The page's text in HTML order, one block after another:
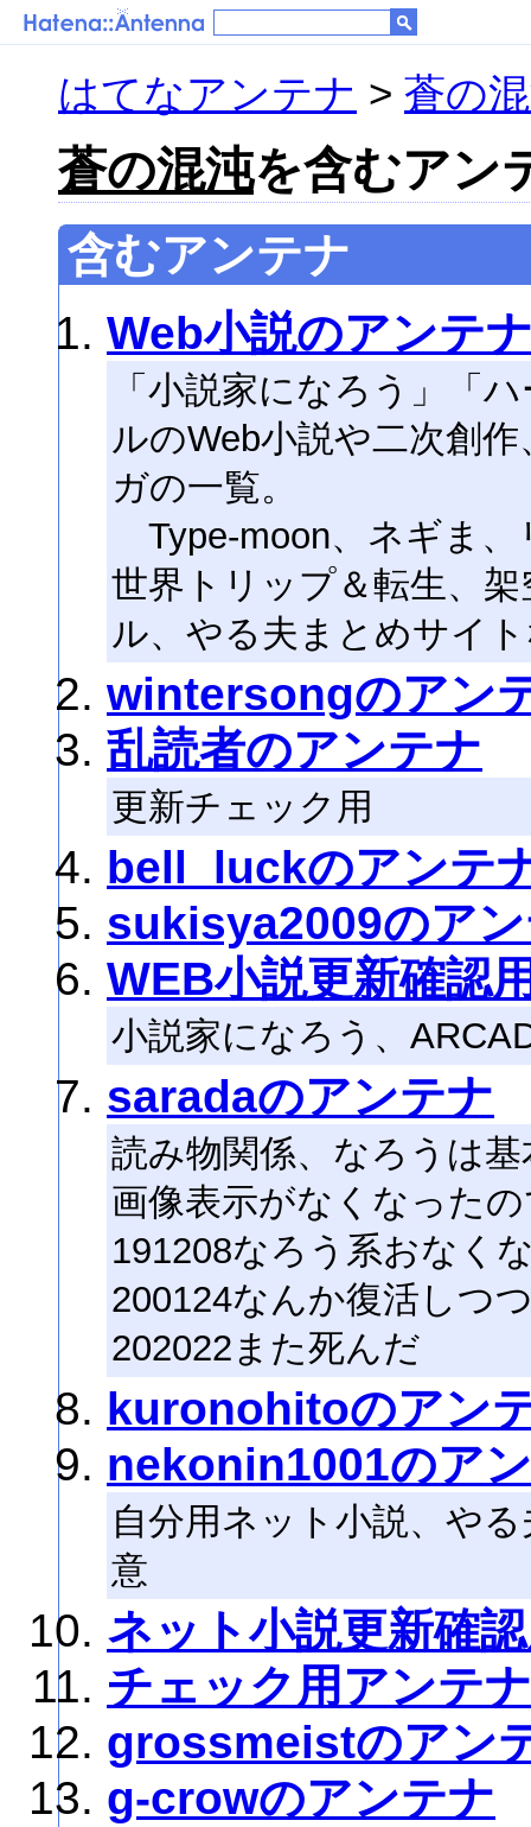
はてなアンテナ > 蒼の
蒼の混沌を含むアン
含むアンテナ
Web小説のアンテ
「小説家になろう」「
ルのWeb小説や二次創
ガの一覧。
Type-moon、ネギま、
世界トリップ＆転生、
ル、やる夫まとめサイ
wintersongのアン
乱読者のアンテナ
更新チェック用
bell_luckのアンテ
sukisya2009のア
WEB小説更新確認
小説家になろう、
saradaのアンテナ
読み物関係、なろうは
画像表示がなくなった
191208なろう系おなく
200124なんか復活しつ
202022また死んだ
kuronohitoのアン
nekonin1001のア
自分用ネット小説、や
意
ネット小説更新確
チェック用アンテナ
grossmeistのアン
g-crowのアンテナ